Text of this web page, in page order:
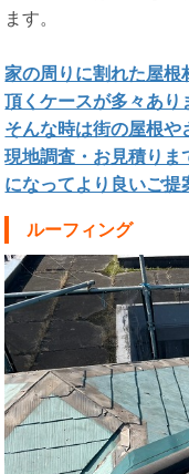
ます。
家の周りに割れた屋根
頂くケースが多々あり
そんな時は街の屋根や
現地調査・お見積りま
になってより良いご提
ルーフィング